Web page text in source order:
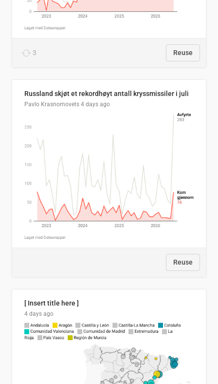
3 Reuse
Russland skjøt et rekordhøyt antall kryssmissiler i juli
Pavlo Krasnomovets 4 days ago
Reuse
[ Insert title here ]
4 days ago